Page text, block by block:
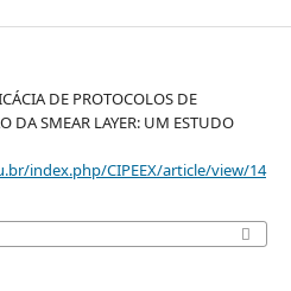
DE PROTOCOLOS DE
DA SMEAR LAYER: UM ESTUDO
index.php/CIPEEX/article/view/14